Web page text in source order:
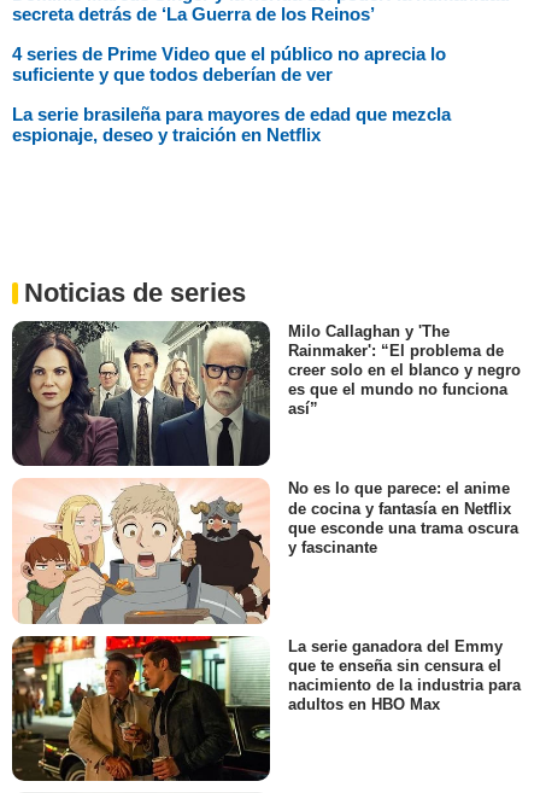
secreta detrás de ‘La Guerra de los Reinos’
4 series de Prime Video que el público no aprecia lo
suficiente y que todos deberían de ver
La serie brasileña para mayores de edad que mezcla
espionaje, deseo y traición en Netflix
Noticias de series
Milo Callaghan y 'The
Rainmaker': “El problema de
creer solo en el blanco y negro
es que el mundo no funciona
así”
No es lo que parece: el anime
de cocina y fantasía en Netflix
que esconde una trama oscura
y fascinante
La serie ganadora del Emmy
que te enseña sin censura el
nacimiento de la industria para
adultos en HBO Max